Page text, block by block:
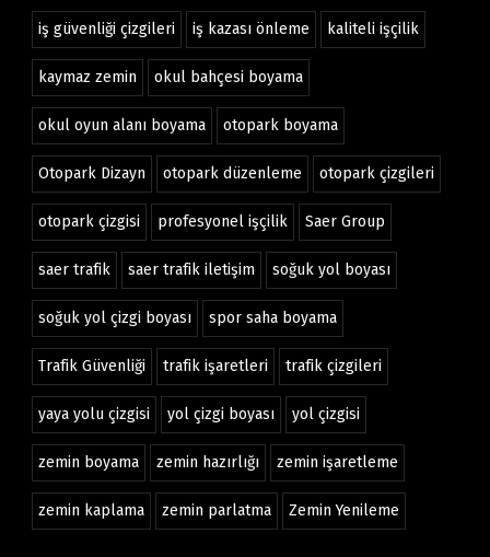
iş güvenliği çizgileri iş kazası önleme kaliteli işçilik
kaymaz zemin okul bahçesi boyama
okul oyun alanı boyama otopark boyama
Otopark Dizayn otopark düzenleme otopark çizgileri
otopark çizgisi profesyonel işçilik Saer Group
saer trafik saer trafik iletişim soğuk yol boyası
soğuk yol çizgi boyası spor saha boyama
Trafik Güvenliği trafik işaretleri trafik çizgileri
yaya yolu çizgisi yol çizgi boyası yol çizgisi
zemin boyama zemin hazırlığı zemin işaretleme
zemin kaplama zemin parlatma Zemin Yenileme